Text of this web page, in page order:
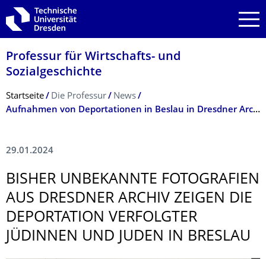
Zur Hauptnavigation springen
Zur Suche springen
Zum Inhalt springen
Professur für Wirtschafts- und
Sozialgeschichte
Breadcrumb-Menü
Startseite Die Professur
News
Aufnahmen von Deportationen in Beslau in Dresdner Archiv gefunden
29.01.2024
BISHER UNBEKANNTE FOTOGRAFIEN
AUS DRESDNER ARCHIV ZEIGEN DIE
DEPORTATION VERFOLGTER
JÜDINNEN UND JUDEN IN BRESLAU